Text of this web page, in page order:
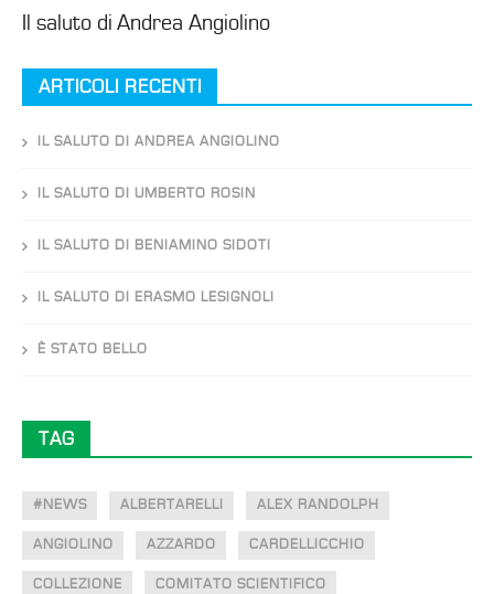
Il saluto di Andrea Angiolino
ARTICOLI RECENTI
IL SALUTO DI ANDREA ANGIOLINO
IL SALUTO DI UMBERTO ROSIN
IL SALUTO DI BENIAMINO SIDOTI
IL SALUTO DI ERASMO LESIGNOLI
È STATO BELLO
TAG
#NEWS ALBERTARELLI ALEX RANDOLPH
ANGIOLINO AZZARDO CARDELLICCHIO
COLLEZIONE COMITATO SCIENTIFICO